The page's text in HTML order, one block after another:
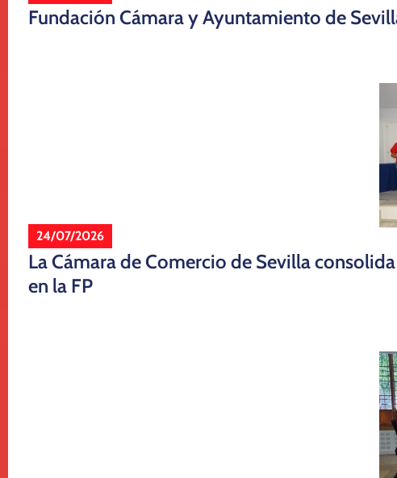
Fundación Cámara y Ayuntamiento de
24/07/2026
La Cámara de Comercio de Sevilla
en la FP